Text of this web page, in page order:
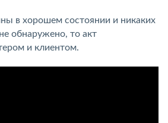
в хорошем состоянии и никаких
обнаружено, то акт
и клиентом.